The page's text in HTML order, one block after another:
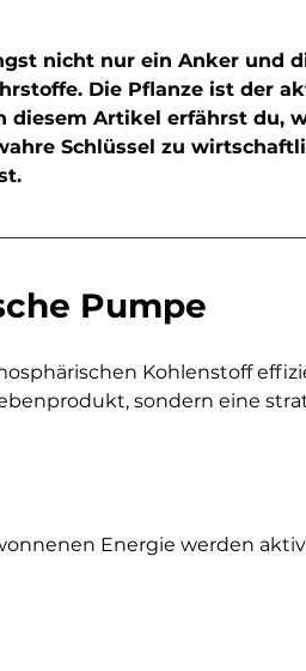
nicht nur ein Anker und
Die Pflanze ist der
diesem Artikel erfährst du,
Schlüssel zu
Pumpe
Kohlenstoff
sondern eine
Energie werden